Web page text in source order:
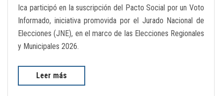
Ica participó en la suscripción del Pacto Social por un Voto
Informado, iniciativa promovida por el Jurado Nacional de
Elecciones (JNE), en el marco de las Elecciones Regionales
y Municipales 2026.
Leer más